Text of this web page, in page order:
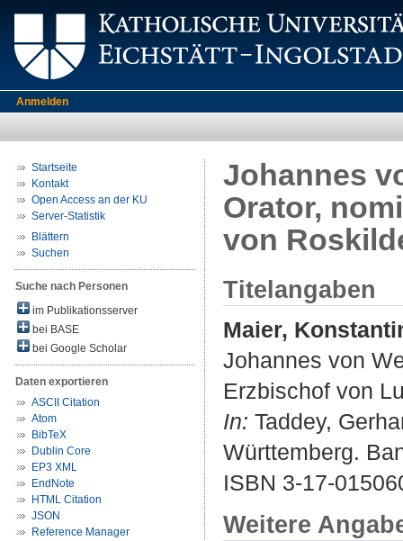
Anmelden
Startseite
Kontakt
Open Access an der KU
Server-Statistik
Blättern
Suchen
Suche nach Personen
im Publikationsserver
bei BASE
bei Google Scholar
Daten exportieren
ASCII Citation
Atom
BibTeX
Dublin Core
EP3 XML
EndNote
HTML Citation
JSON
Reference Manager
Johannes
Orator,
von
Titelangaben
Maier,
Johannes von
Erzbischof von
In: Taddey,
Württemberg.
ISBN 3-17-
Weitere